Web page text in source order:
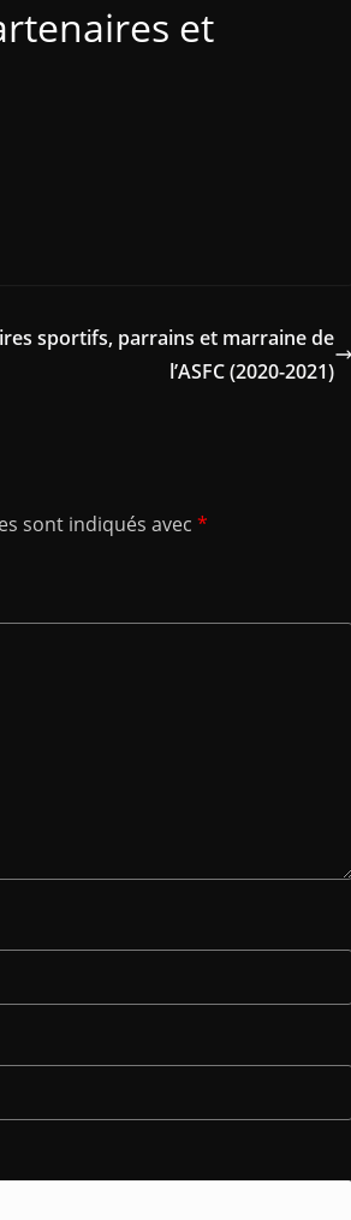
et
sportifs, parrains et marraine de
l’ASFC (2020-2021)
sont indiqués avec *